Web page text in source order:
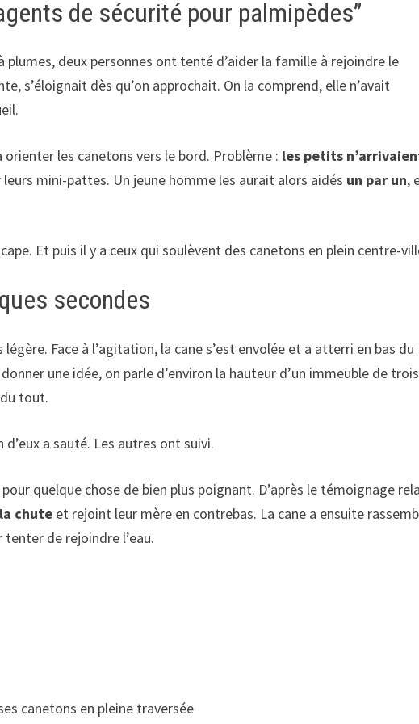
de sécurité pour palmipèdes”
deux personnes ont tenté d’aider la famille à rejoindre le
s’éloignait dès qu’on approchait. On la comprend, elle n’avait
les canetons vers le bord. Problème : les petits
mini-pattes. Un jeune homme les aurait alors aidés un par un,
Et puis il y a ceux qui soulèvent des canetons en plein centre-
secondes
Face à l’agitation, la cane s’est envolée et a atterri en bas du
une idée, on parle d’environ la hauteur d’un immeuble de trois
tout.
a sauté. Les autres ont suivi.
quelque chose de bien plus poignant. D’après le témoignage
chute et rejoint leur mère en contrebas. La cane a ensuite
de rejoindre l’eau.
canetons en pleine traversée